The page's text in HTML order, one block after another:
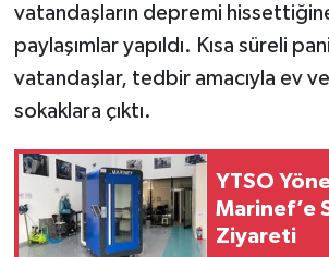
vatandaşların depremi
paylaşımlar yapıldı. Kısa süreli
vatandaşlar, tedbir amacıyla ev
sokaklara çıktı.
YTSO
Marinef’e
Ziyareti